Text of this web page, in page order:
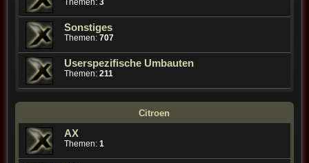
Themen: 3
Sonstiges
Themen: 707
Userspezifische Umbauten
Themen: 211
Citroen
AX
Themen: 1